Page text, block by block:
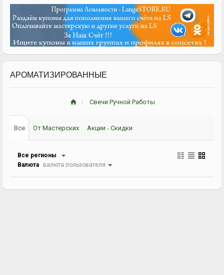
АРОМАТИЗИРОВАННЫЕ
Свечи Ручной Работы
Все От Мастерских Акции - Скидки
Все регионы
Валюта валюта пользователя